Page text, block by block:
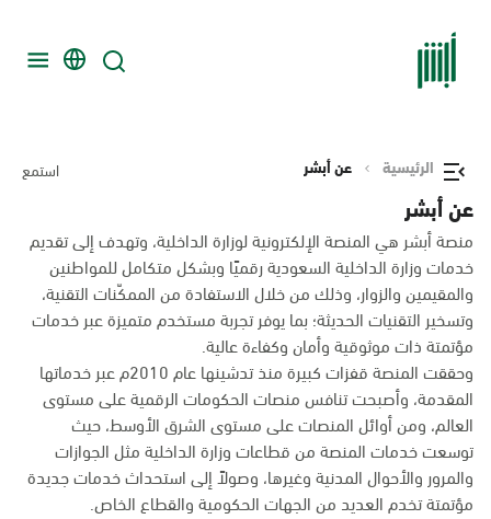
الرئيسية عن أبشر استمع
عن أبشر
منصة أبشر هي المنصة الإلكترونية لوزارة الداخلية، وتهدف إلى تقديم
خدمات وزارة الداخلية السعودية رقميًا وبشكل متكامل للمواطنين
والمقيمين والزوار، وذلك من خلال الاستفادة من الممكّنات التقنية،
وتسخير التقنيات الحديثة؛ بما يوفر تجربة مستخدم متميزة عبر خدمات
مؤتمتة ذات موثوقية وأمان وكفاءة عالية.
وحققت المنصة قفزات كبيرة منذ تدشينها عام 2010م عبر خدماتها
المقدمة، وأصبحت تنافس منصات الحكومات الرقمية على مستوى
العالم، ومن أوائل المنصات على مستوى الشرق الأوسط، حيث
توسعت خدمات المنصة من قطاعات وزارة الداخلية مثل الجوازات
والمرور والأحوال المدنية وغيرها، وصولاً إلى استحداث خدمات جديدة
مؤتمتة تخدم العديد من الجهات الحكومية والقطاع الخاص.